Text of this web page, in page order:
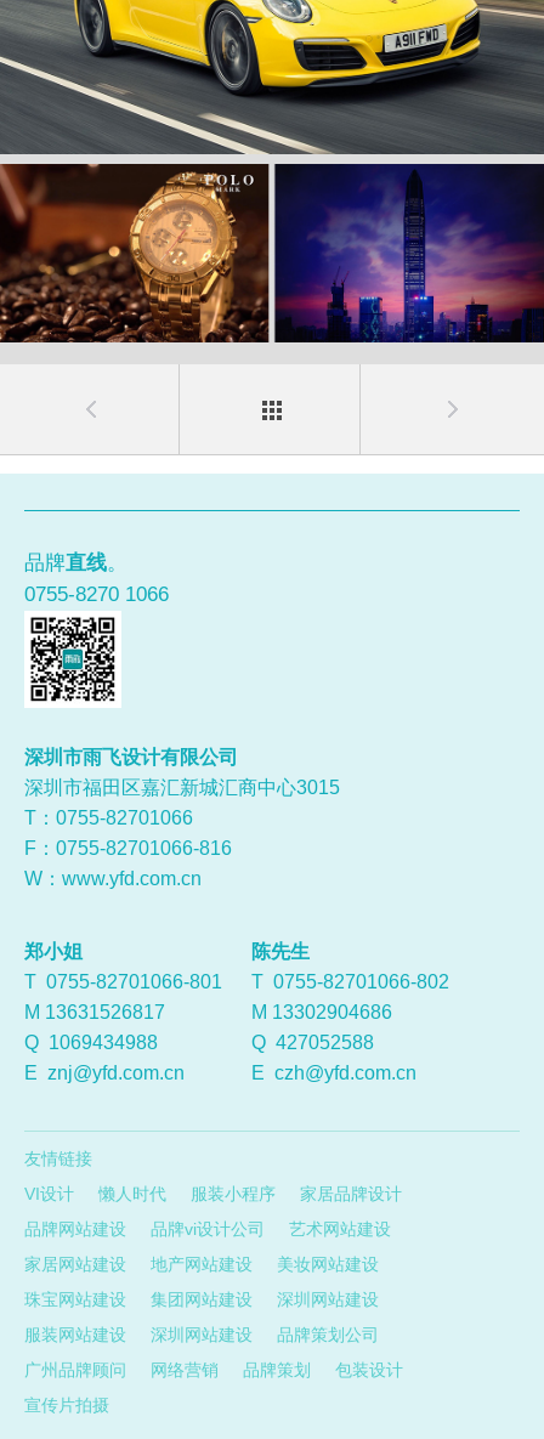
品牌直线。
0755-8270 1066
深圳市雨飞设计有限公司
深圳市福田区嘉汇新城汇商中心3015
T：0755-82701066
F：0755-82701066-816
W： www.yfd.com.cn
郑小姐
T 0755-82701066-801
M 13631526817
Q 1069434988
E znj@yfd.com.cn
陈先生
T 0755-82701066-802
M 13302904686
Q 427052588
E czh@yfd.com.cn
友情链接
VI设计
懒人时代 服装小程序
家居品牌设计
品牌网站建设
品牌vi设计公司
艺术网站建设
家居网站建设
地产网站建设
美妆网站建设
珠宝网站建设
集团网站建设
深圳网站建设
服装网站建设
深圳网站建设
品牌策划公司
广州品牌顾问
网络营销 品牌策划
包装设计
宣传片拍摄